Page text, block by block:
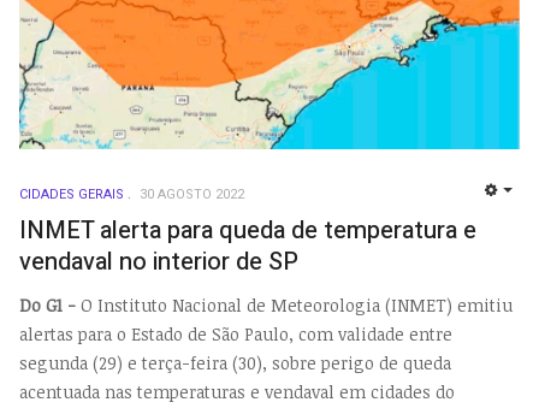
CIDADES GERAIS 30 AGOSTO 2022
INMET alerta para queda de temperatura e
vendaval no interior de SP
Do G1 - O Instituto Nacional de Meteorologia (INMET) emitiu
alertas para o Estado de São Paulo, com validade entre
segunda (29) e terça-feira (30), sobre perigo de queda
acentuada nas temperaturas e vendaval em cidades do